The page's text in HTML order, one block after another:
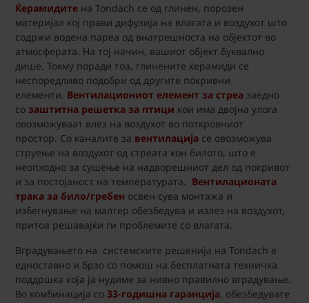
Ќерамидите на Tondach се од глинен, порозен
материјал кој прави дифузија на влагата и воздухот што
содржи водена пареа од внатрешноста на објектот во
атмосферата. На тој начин, вашиот објект буквално
дише. Токму поради тоа, глинените ќерамиди се
неспоредливо подобри од другите покривни
елементи. Вентилациониот елемент за стреа заедно
со заштитна решетка за птици кои има двојна улога
овозможуваат влез на воздухот во поткровниот
простор. Со каналите за вентилација се овозможува
струење на воздухот од стреата кон билото, што е
неопходно за сушење на надворешниот дел од покривот
и за постојаност на температурата. Вентилационата
трака за било/гребен освен сува монтажа и
избегнување на малтер обезбедува и излез на воздухот,
притоа решавајќи ги проблемите со влагата.
Вградувањето на системските решенија на Tondach е
едноставно и брзо со помош на бесплатната техничка
поддршка која ја нудиме за нивно правилно вградување.
Во комбинација со 33-годишна гаранција, обезбедувате